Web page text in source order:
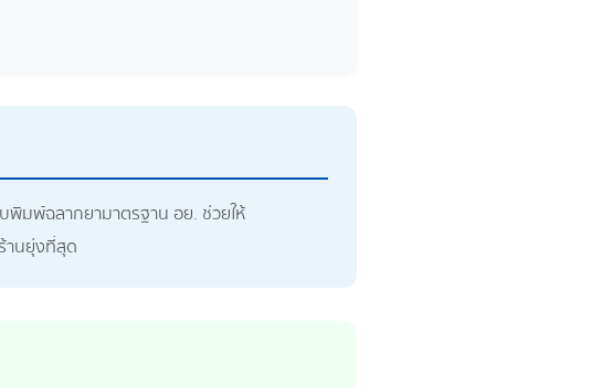
มพ์ฉลากยามาตรฐาน อย. ช่วยให้
านยุ่งที่สุด